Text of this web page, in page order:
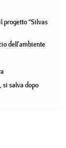
progetto “Silvas
dell'ambiente
si salva dopo